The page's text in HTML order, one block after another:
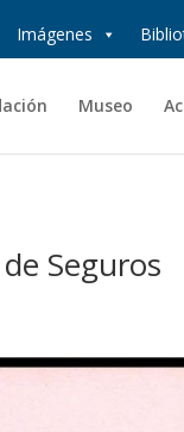
Imágenes
Museo
Seguros